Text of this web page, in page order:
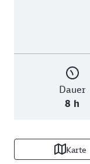
Dauer
8 h
Karte